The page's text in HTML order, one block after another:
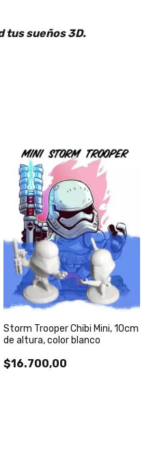
tus sueños 3D.
Storm Trooper Chibi Mini, 10cm
de altura, color blanco
$16.700,00